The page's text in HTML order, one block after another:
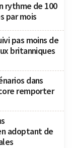
rythme de 100
par mois
pas moins de
britanniques
dans
remporter
adoptant de